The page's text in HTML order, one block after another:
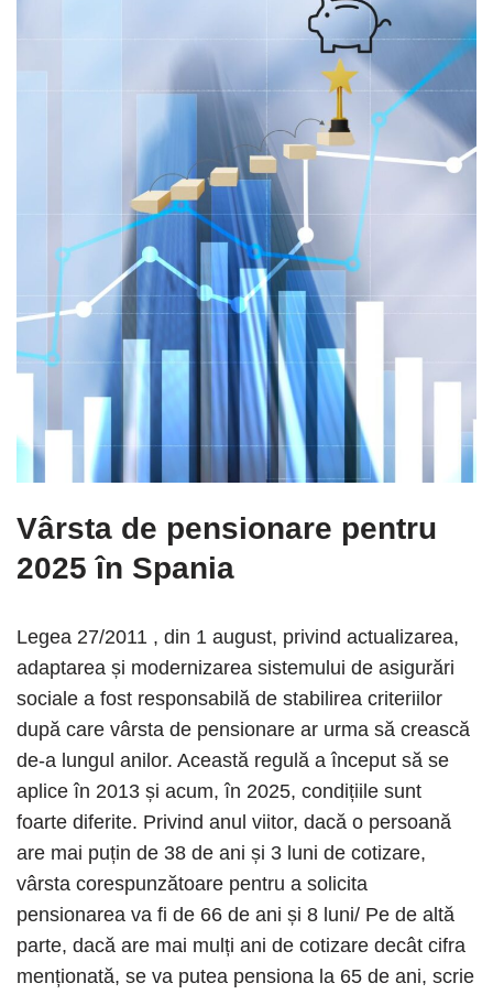
Vârsta de pensionare pentru
2025 în Spania
Legea 27/2011 , din 1 august, privind actualizarea,
adaptarea și modernizarea sistemului de asigurări
sociale a fost responsabilă de stabilirea criteriilor
după care vârsta de pensionare ar urma să crească
de-a lungul anilor. Această regulă a început să se
aplice în 2013 și acum, în 2025, condițiile sunt
foarte diferite. Privind anul viitor, dacă o persoană
are mai puțin de 38 de ani și 3 luni de cotizare,
vârsta corespunzătoare pentru a solicita
pensionarea va fi de 66 de ani și 8 luni/ Pe de altă
parte, dacă are mai mulți ani de cotizare decât cifra
menționată, se va putea pensiona la 65 de ani, scrie